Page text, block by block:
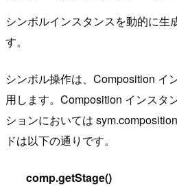
シンボルインスタンスを動的に生
す。
シンボル操作は、Composition イ
用します。Composition インスタ
ションにおいては
ドは以下の通りです。
comp.getStage()